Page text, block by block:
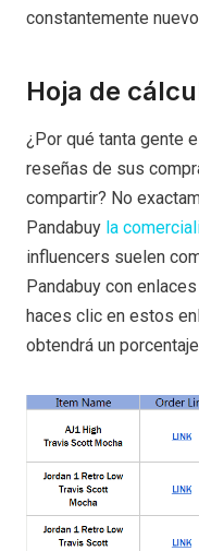
constantemente
Hoja de
¿Por qué tanta gente
reseñas de sus
compartir? No
Pandabuy la
influencers suelen
Pandabuy con
haces clic en estos
obtendrá un